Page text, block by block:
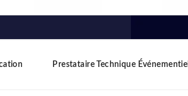
Prestataire Technique Événementiel